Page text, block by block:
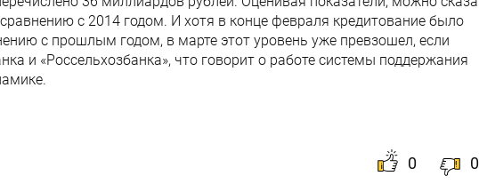
с 2014 годом. И хотя в конце февраля кредитование было
с прошлым годом, в марте этот уровень уже превзошел, если
и «Россельхозбанка», что говорит о работе системы поддержания
0 0